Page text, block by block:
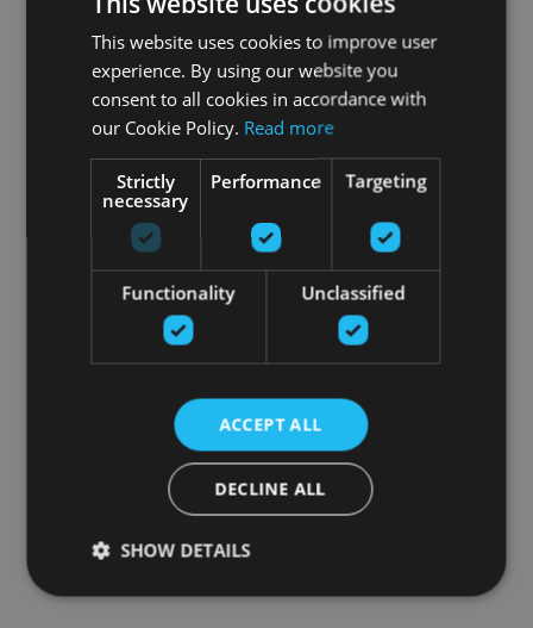
This website uses cookies to improve user
experience. By using our website you
consent to all cookies in accordance with
our Cookie Policy. Read more
Strictly
necessary
Performance Targeting
Functionality Unclassified
ACCEPT ALL
DECLINE ALL
SHOW DETAILS